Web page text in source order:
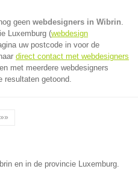
geen webdesigners in Wibrin.
Luxemburg (webdesign
uw postcode in voor de
direct contact met webdesigners
met meerdere webdesigners
resultaten getoond.
»»
en in de provincie Luxemburg.